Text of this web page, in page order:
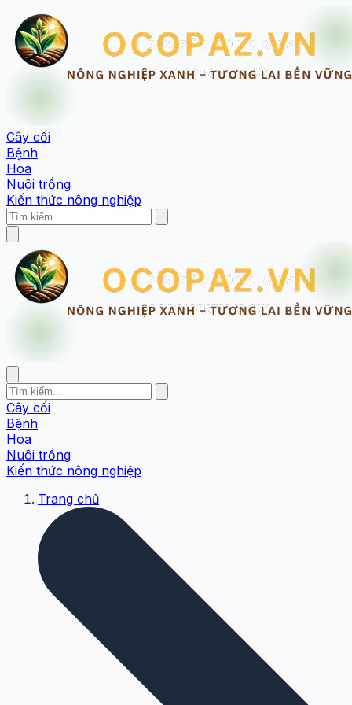
Cây cối
Bệnh
Hoa
Nuôi trồng
Kiến thức nông nghiệp
Cây cối
Bệnh
Hoa
Nuôi trồng
Kiến thức nông nghiệp
Trang chủ